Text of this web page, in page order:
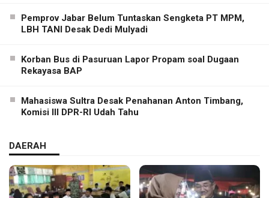
Pemprov Jabar Belum Tuntaskan Sengketa PT MPM,
LBH TANI Desak Dedi Mulyadi
Korban Bus di Pasuruan Lapor Propam soal Dugaan
Rekayasa BAP
Mahasiswa Sultra Desak Penahanan Anton Timbang,
Komisi III DPR-RI Udah Tahu
DAERAH